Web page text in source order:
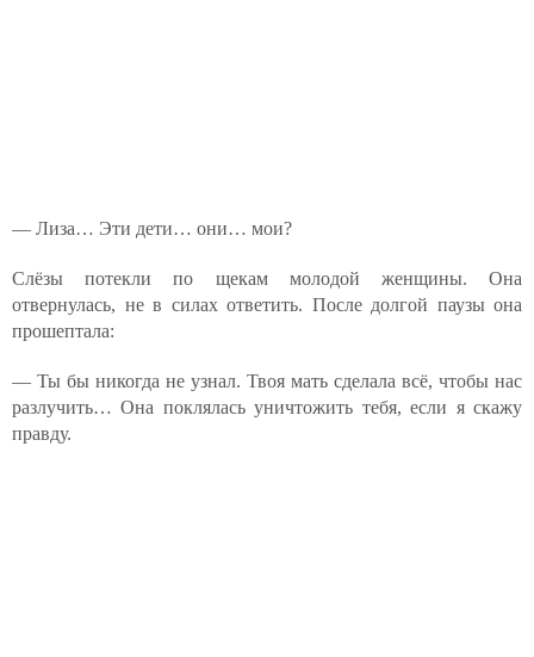
— Лиза… Эти дети… они… мои?
Слёзы потекли по щекам молодой женщины. Она
отвернулась, не в силах ответить. После долгой паузы она
прошептала:
— Ты бы никогда не узнал. Твоя мать сделала всё, чтобы нас
разлучить… Она поклялась уничтожить тебя, если я скажу
правду.